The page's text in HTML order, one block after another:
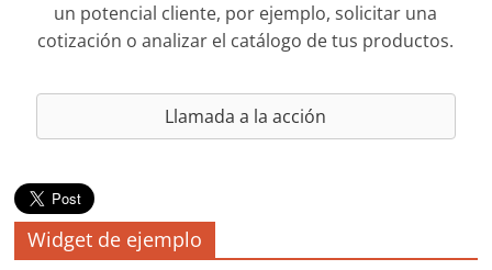
un potencial cliente, por ejemplo, solicitar una
cotización o analizar el catálogo de tus productos.
Llamada a la acción
Widget de ejemplo